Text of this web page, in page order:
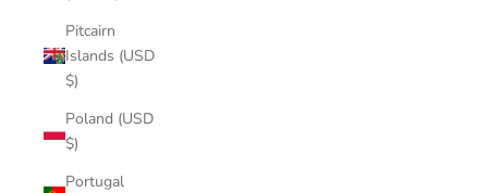
Pitcairn
Islands (USD
$)
Poland (USD
$)
Portugal